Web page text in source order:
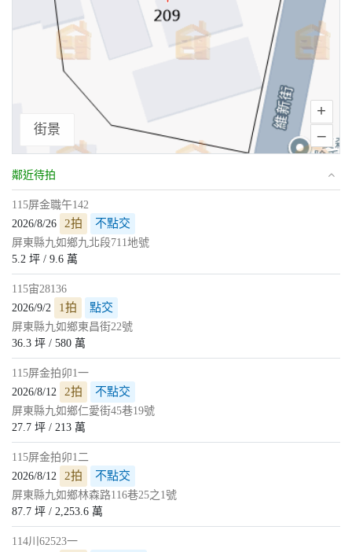
+
–
街景
鄰近待拍
115屏金職午142
2026/8/26
2拍 不點交
屏東縣九如鄉九北段711地號
5.2 坪 / 9.6 萬
115宙28136
2026/9/2
1拍 點交
屏東縣九如鄉東昌街22號
36.3 坪 / 580 萬
115屏金拍卯1一
2026/8/12
2拍 不點交
屏東縣九如鄉仁愛街45巷19號
27.7 坪 / 213 萬
115屏金拍卯1二
2026/8/12
2拍 不點交
屏東縣九如鄉林森路116巷25之1號
87.7 坪 / 2,253.6 萬
114川62523一